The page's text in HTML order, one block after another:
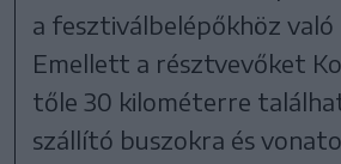
a fesztiválbelépőkhöz való
Emellett a résztvevőket
tőle 30 kilométerre
szállító buszokra és